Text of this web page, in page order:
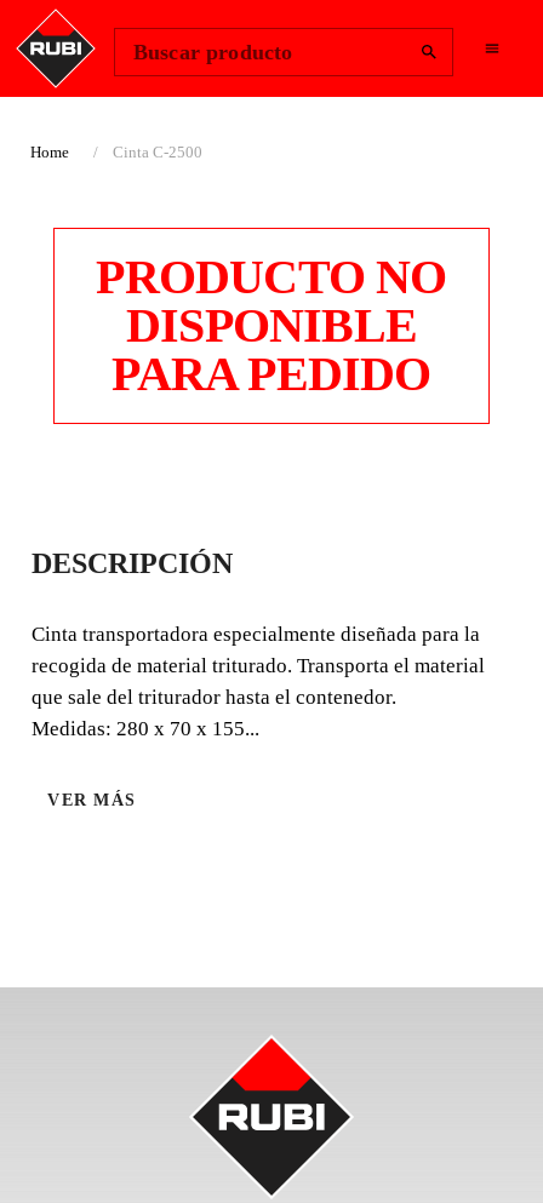
Buscar producto
Home Cinta C-2500
PRODUCTO NO
DISPONIBLE
PARA PEDIDO
CINTA C-2500
recogida de material triturado. Transporta el material que
sale del triturador hasta el contenedor. Medidas: 280 x 70
x 155 cm.
DESCRIPCIÓN
Cinta transportadora especialmente diseñada para la
recogida de material triturado. Transporta el material
que sale del triturador hasta el contenedor.
Medidas: 280 x 70 x 155...
VER MÁS